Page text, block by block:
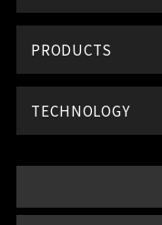
PRODUCTS
TECHNOLOGY